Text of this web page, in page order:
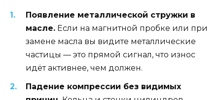
Появление металлической стружки в
масле. Если на магнитной пробке или при
замене масла вы видите металлические
частицы — это прямой сигнал, что износ
идёт активнее, чем должен.
Падение компрессии без видимых